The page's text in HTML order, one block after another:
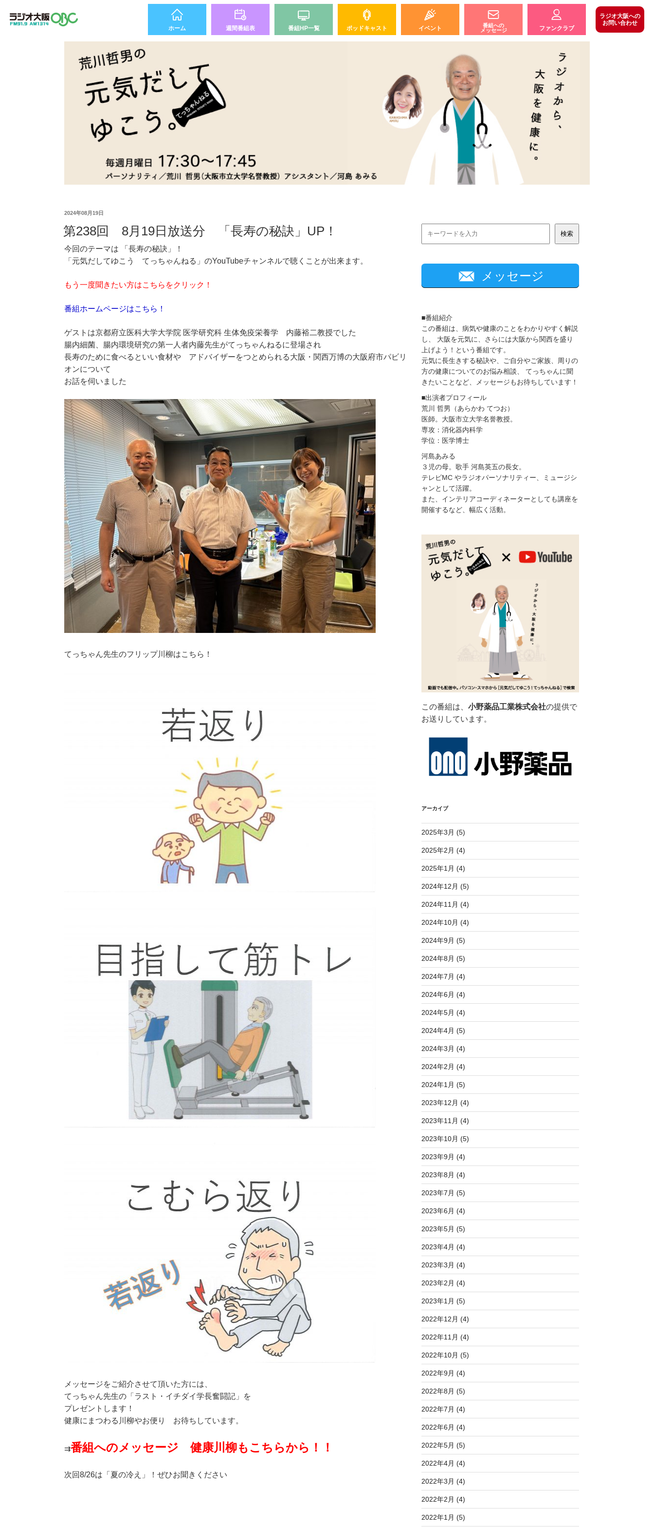
ホーム 週間番組表 番組HP一覧 ポッドキャスト イベント
番組への
メッセージ
ファンクラブ
ラジオ大阪への
お問い合わせ
2024年08月19日
第238回 8月19日放送分 「長寿の秘訣」UP！
今回のテーマは 「長寿の秘訣」！
「元気だしてゆこう てっちゃんねる」のYouTubeチャンネルで聴くことが出来ます。
もう一度聞きたい方はこちらをクリック！
番組ホームページはこちら！
ゲストは京都府立医科大学大学院 医学研究科 生体免疫栄養学 内藤裕二教授でした
腸内細菌、腸内環境研究の第一人者内藤先生がてっちゃんねるに登場され
長寿のために食べるといい食材や アドバイザーをつとめられる大阪・関西万博の大阪府市パビリ
オンについて
お話を伺いました
てっちゃん先生のフリップ川柳はこちら！
メッセージをご紹介させて頂いた方には、
てっちゃん先生の「ラスト・イチダイ学長奮闘記」を
プレゼントします！
健康にまつわる川柳やお便り お待ちしています。
⇉番組へのメッセージ 健康川柳もこちらから！！
次回8/26は「夏の冷え」！ぜひお聞きください
メッセージ
■番組紹介
この番組は、病気や健康のことをわかりやすく解説
し、 大阪を元気に、さらには大阪から関西を盛り
上げよう！という番組です。
元気に長生きする秘訣や、ご自分やご家族、周りの
方の健康についてのお悩み相談、 てっちゃんに聞
きたいことなど、メッセージもお待ちしています！
■出演者プロフィール
荒川 哲男（あらかわ てつお）
医師。大阪市立大学名誉教授。
専攻：消化器内科学
学位：医学博士
河島あみる
３児の母。歌手 河島英五の長女。
テレビMC やラジオパーソナリティー、ミュージシ
ャンとして活躍。
また、インテリアコーディネーターとしても講座を
開催するなど、幅広く活動。
この番組は、小野薬品工業株式会社の提供で
お送りしています。
アーカイブ
2025年3月 (5)
2025年2月 (4)
2025年1月 (4)
2024年12月 (5)
2024年11月 (4)
2024年10月 (4)
2024年9月 (5)
2024年8月 (5)
2024年7月 (4)
2024年6月 (4)
2024年5月 (4)
2024年4月 (5)
2024年3月 (4)
2024年2月 (4)
2024年1月 (5)
2023年12月 (4)
2023年11月 (4)
2023年10月 (5)
2023年9月 (4)
2023年8月 (4)
2023年7月 (5)
2023年6月 (4)
2023年5月 (5)
2023年4月 (4)
2023年3月 (4)
2023年2月 (4)
2023年1月 (5)
2022年12月 (4)
2022年11月 (4)
2022年10月 (5)
2022年9月 (4)
2022年8月 (5)
2022年7月 (4)
2022年6月 (4)
2022年5月 (5)
2022年4月 (4)
2022年3月 (4)
2022年2月 (4)
2022年1月 (5)